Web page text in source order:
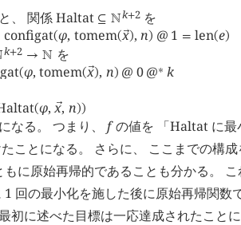
、 関係Haltat ⊆ 󱀍k+2を
configat(φ, tomem(󰕷
x), n) @ 1 = len(e)
k+2 → 󱀍 を
(φ, tomem(󰕷
x), n) @ 0@∗ k
(φ, 󰕷
x, n))
なる。 つまり、 fの値を 「Haltatに最
ことになる。 さらに、 ここまでの構
もに原始再帰的であることも分かる。
1 回の最小化を施した後に原始再帰関数
初に述べた目標は一応達成されたこと